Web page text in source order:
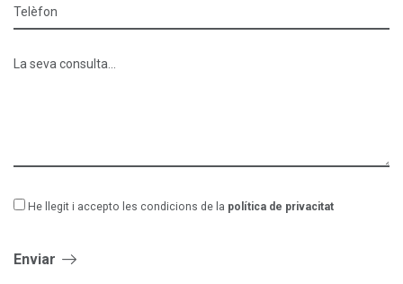
He llegit i accepto les condicions de la política de privacitat
Enviar